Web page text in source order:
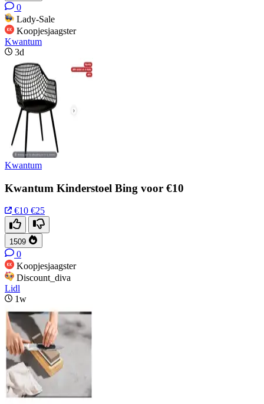
0
Lady-Sale
Koopjesjaagster
Kwantum
3d
Kwantum
Kwantum Kinderstoel Bing voor €10
€10 €25
1509
0
Koopjesjaagster
Discount_diva
Lidl
1w